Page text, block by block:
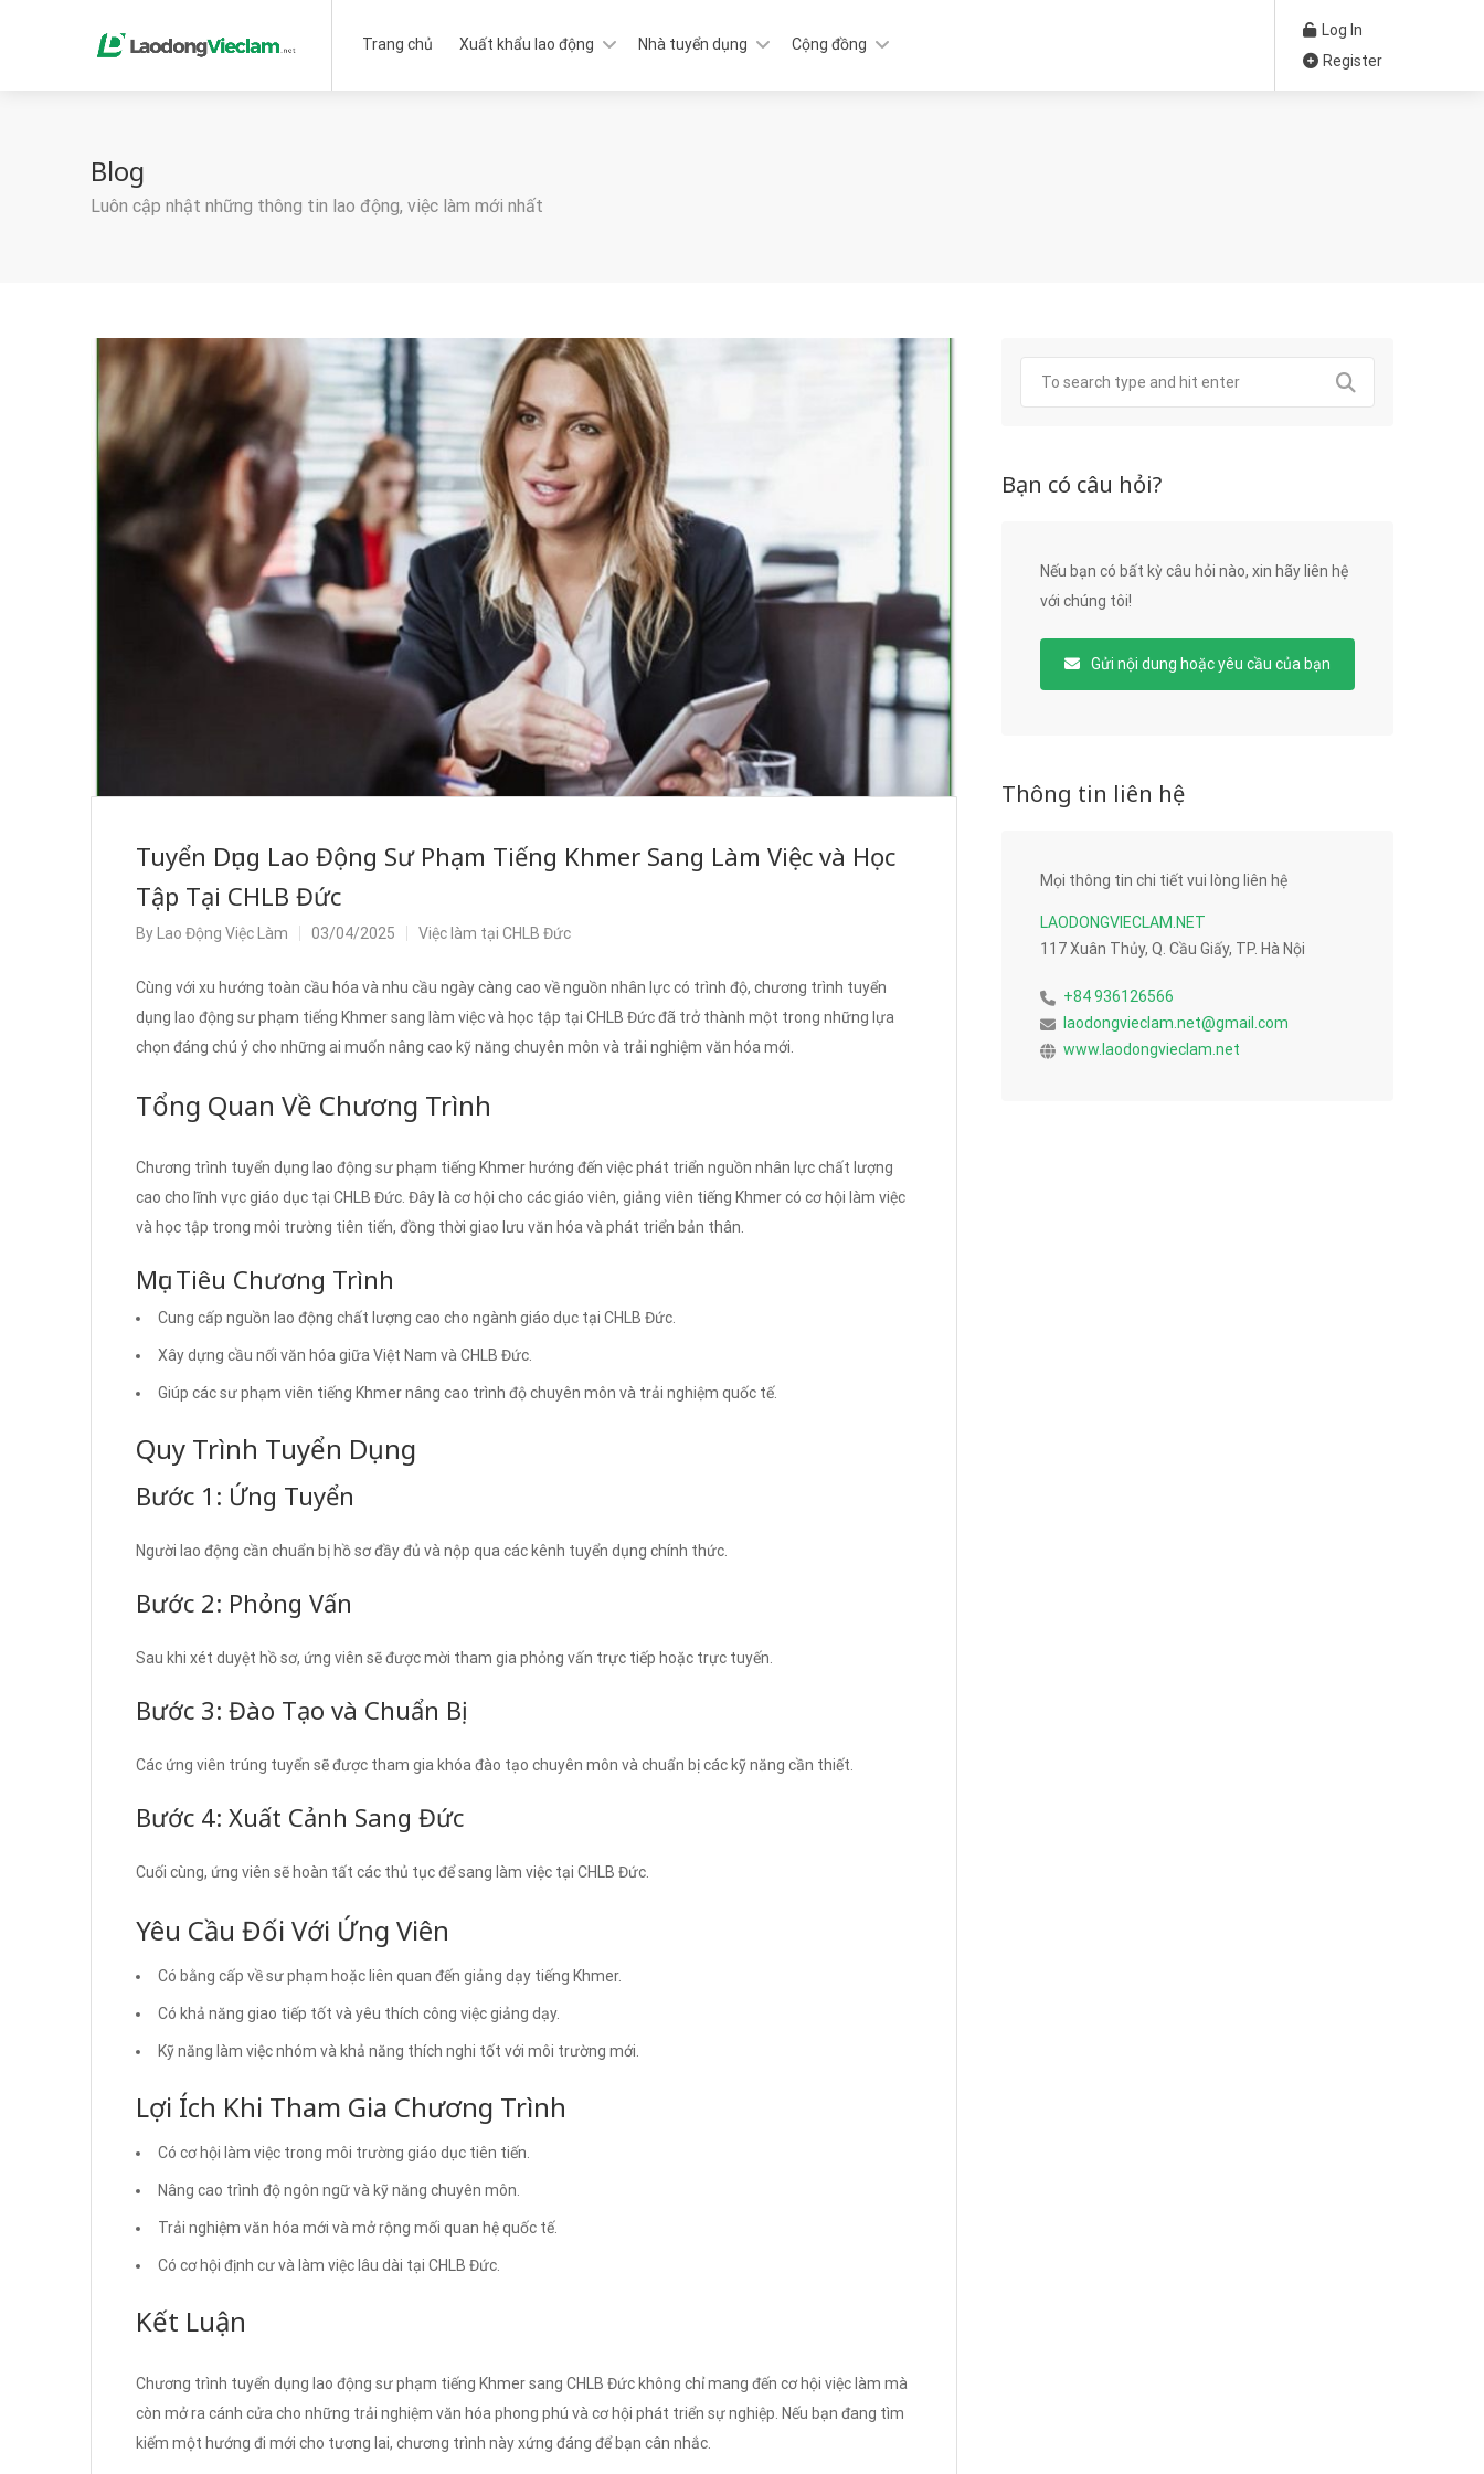
Trang chủ Xuất khẩu lao động Nhà tuyển dụng Cộng đồng
Log In
Register
Blog
Luôn cập nhật những thông tin lao động, việc làm mới nhất
Tuyển Dụng Lao Động Sư Phạm Tiếng Khmer Sang Làm Việc và Học
Tập Tại CHLB Đức
By Lao Động Việc Làm 03/04/2025 Việc làm tại CHLB Đức
Cùng với xu hướng toàn cầu hóa và nhu cầu ngày càng cao về nguồn nhân lực có trình độ, chương trình tuyển
dụng lao động sư phạm tiếng Khmer sang làm việc và học tập tại CHLB Đức đã trở thành một trong những lựa
chọn đáng chú ý cho những ai muốn nâng cao kỹ năng chuyên môn và trải nghiệm văn hóa mới.
Tổng Quan Về Chương Trình
Chương trình tuyển dụng lao động sư phạm tiếng Khmer hướng đến việc phát triển nguồn nhân lực chất lượng
cao cho lĩnh vực giáo dục tại CHLB Đức. Đây là cơ hội cho các giáo viên, giảng viên tiếng Khmer có cơ hội làm việc
và học tập trong môi trường tiên tiến, đồng thời giao lưu văn hóa và phát triển bản thân.
Mục Tiêu Chương Trình
Cung cấp nguồn lao động chất lượng cao cho ngành giáo dục tại CHLB Đức.
Xây dựng cầu nối văn hóa giữa Việt Nam và CHLB Đức.
Giúp các sư phạm viên tiếng Khmer nâng cao trình độ chuyên môn và trải nghiệm quốc tế.
Quy Trình Tuyển Dụng
Bước 1: Ứng Tuyển
Người lao động cần chuẩn bị hồ sơ đầy đủ và nộp qua các kênh tuyển dụng chính thức.
Bước 2: Phỏng Vấn
Sau khi xét duyệt hồ sơ, ứng viên sẽ được mời tham gia phỏng vấn trực tiếp hoặc trực tuyến.
Bước 3: Đào Tạo và Chuẩn Bị
Các ứng viên trúng tuyển sẽ được tham gia khóa đào tạo chuyên môn và chuẩn bị các kỹ năng cần thiết.
Bước 4: Xuất Cảnh Sang Đức
Cuối cùng, ứng viên sẽ hoàn tất các thủ tục để sang làm việc tại CHLB Đức.
Yêu Cầu Đối Với Ứng Viên
Có bằng cấp về sư phạm hoặc liên quan đến giảng dạy tiếng Khmer.
Có khả năng giao tiếp tốt và yêu thích công việc giảng dạy.
Kỹ năng làm việc nhóm và khả năng thích nghi tốt với môi trường mới.
Lợi Ích Khi Tham Gia Chương Trình
Có cơ hội làm việc trong môi trường giáo dục tiên tiến.
Nâng cao trình độ ngôn ngữ và kỹ năng chuyên môn.
Trải nghiệm văn hóa mới và mở rộng mối quan hệ quốc tế.
Có cơ hội định cư và làm việc lâu dài tại CHLB Đức.
Kết Luận
Chương trình tuyển dụng lao động sư phạm tiếng Khmer sang CHLB Đức không chỉ mang đến cơ hội việc làm mà
còn mở ra cánh cửa cho những trải nghiệm văn hóa phong phú và cơ hội phát triển sự nghiệp. Nếu bạn đang tìm
kiếm một hướng đi mới cho tương lai, chương trình này xứng đáng để bạn cân nhắc.
Bạn có câu hỏi?
Nếu bạn có bất kỳ câu hỏi nào, xin hãy liên hệ
với chúng tôi!
Gửi nội dung hoặc yêu cầu của bạn
Thông tin liên hệ
Mọi thông tin chi tiết vui lòng liên hệ
LAODONGVIECLAM.NET
117 Xuân Thủy, Q. Cầu Giấy, TP. Hà Nội
+84 936126566
laodongvieclam.net@gmail.com
www.laodongvieclam.net